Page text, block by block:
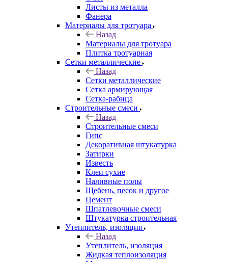
Листы из металла
Фанера
Материалы для тротуара
Назад
Материалы для тротуара
Плитка тротуарная
Сетки металлические
Назад
Сетки металлические
Сетка армирующая
Сетка-рабица
Строительные смеси
Назад
Строительные смеси
Гипс
Декоративная штукатурка
Затирки
Известь
Клеи сухие
Наливные полы
Щебень, песок и другое
Цемент
Шпатлевочные смеси
Штукатурка строительная
Утеплитель, изоляция
Назад
Утеплитель, изоляция
Жидкая теплоизоляция